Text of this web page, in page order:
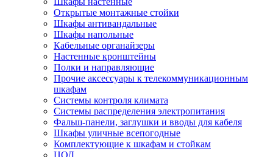
Открытые монтажные стойки
Шкафы антивандальные
Шкафы напольные
Кабельные органайзеры
Настенные кронштейны
Полки и направляющие
Прочие аксессуары к телекоммуникационным
шкафам
Системы контроля климата
Системы распределения электропитания
Фальш-панели, заглушки и вводы для кабеля
Шкафы уличные всепогодные
Комплектующие к шкафам и стойкам
ЦОД